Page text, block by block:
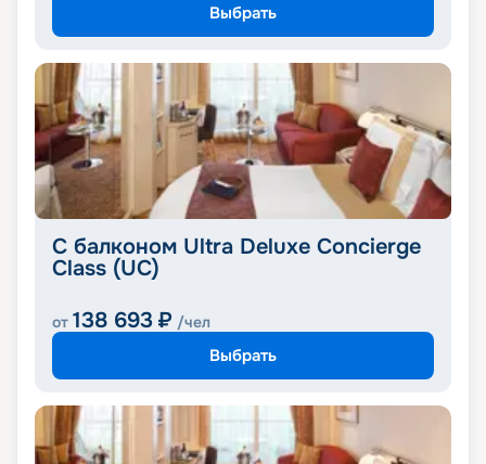
Выбрать
С балконом Ultra Deluxe Concierge
Class (UC)
от 138 693 ₽ /чел
Выбрать